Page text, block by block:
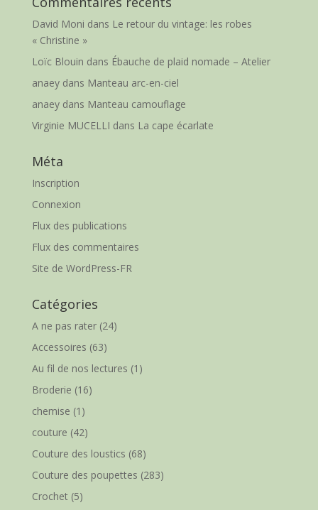
David Moni dans Le retour du vintage: les robes
« Christine »
Loïc Blouin dans Ébauche de plaid nomade – Atelier
anaeydans Manteau arc-en-ciel
anaeydans Manteau camouflage
Virginie MUCELLI dans La cape écarlate
Méta
Inscription
Connexion
Flux des publications
Flux des commentaires
Site de WordPress-FR
Catégories
A ne pas rater(24)
Accessoires (63)
Au fil de nos lectures (1)
Broderie (16)
chemise (1)
couture (42)
Couture des loustics (68)
Couture des poupettes (283)
Crochet(5)